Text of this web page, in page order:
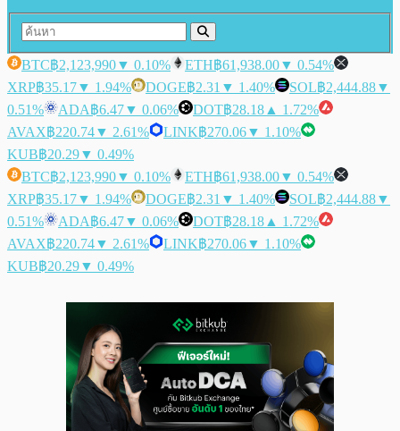
BTC฿2,123,990▼ 0.10% ETH฿61,938.00▼ 0.54%
XRP฿35.17▼ 1.94% DOGE฿2.31 ▼ 1.40% SOL฿2,444.88▼
0.51%
ADA฿6.47▼ 0.06% DOT฿28.18 ▲ 1.72%
AVAX฿220.74▼ 2.61% LINK฿270.06▼ 1.10%
KUB฿20.29▼ 0.49%
BTC฿2,123,990▼ 0.10% ETH฿61,938.00▼ 0.54%
XRP฿35.17▼ 1.94% DOGE฿2.31 ▼ 1.40% SOL฿2,444.88▼
0.51%
ADA฿6.47▼ 0.06% DOT฿28.18 ▲ 1.72%
AVAX฿220.74▼ 2.61% LINK฿270.06▼ 1.10%
KUB฿20.29▼ 0.49%